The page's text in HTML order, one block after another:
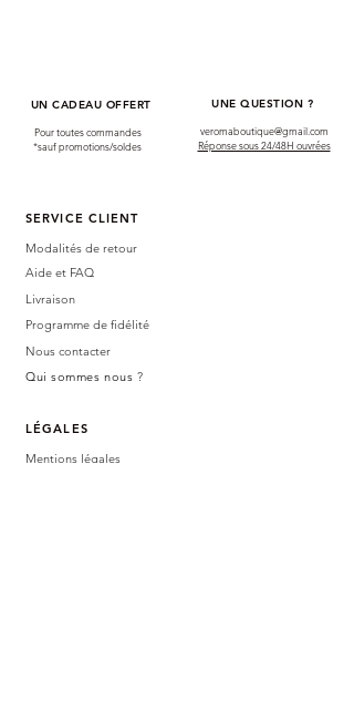
UN CADEAU OFFERT
Pour toutes commandes
*sauf promotions/soldes
UNE QUESTION ?
veromaboutique@gmail.com
Réponse sous 24/48H ouvrées
SERVICE CLIENT
Modalités de retour
Aide et FAQ
Livraison
Programme de fidélité
Nous contacter
Qui sommes nous ?
LÉGALES
Mentions légales